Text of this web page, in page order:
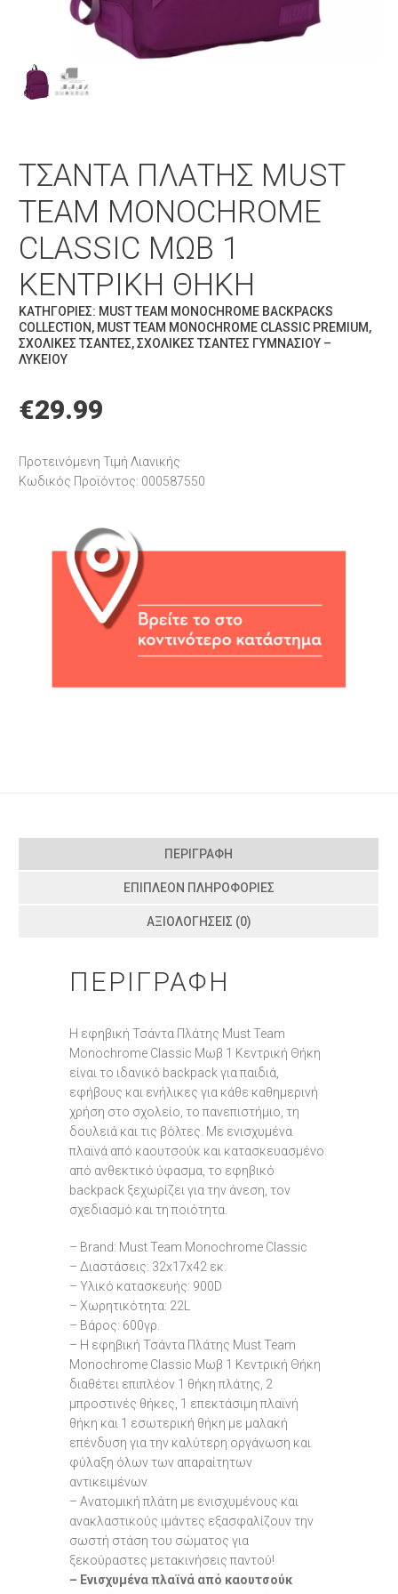
ΤΣΆΝΤΑ ΠΛΆΤΗΣ MUST
TEAM MONOCHROME
CLASSIC ΜΩΒ 1
ΚΕΝΤΡΙΚΉ ΘΉΚΗ
ΚΑΤΗΓΟΡΊΕΣ: MUST TEAM MONOCHROME BACKPACKS
COLLECTION, MUST TEAM MONOCHROME CLASSIC PREMIUM,
ΣΧΟΛΙΚΈΣ ΤΣΆΝΤΕΣ,ΣΧΟΛΙΚΈΣ ΤΣΆΝΤΕΣ ΓΥΜΝΑΣΊΟΥ –
ΛΥΚΕΊΟΥ
€29.99
Προτεινόμενη Τιμή Λιανικής
Κωδικός Προϊόντος: 000587550
ΠΕΡΙΓΡΑΦΉ
ΕΠΙΠΛΈΟΝ ΠΛΗΡΟΦΟΡΊΕΣ
ΑΞΙΟΛΟΓΉΣΕΙΣ (0)
ΠΕΡΙΓΡΑΦΉ
Η εφηβική Τσάντα Πλάτης Must Team
Monochrome Classic Μωβ 1 Κεντρική Θήκη
είναι το ιδανικό backpack για παιδιά,
εφήβους και ενήλικες για κάθε καθημερινή
χρήση στο σχολείο, το πανεπιστήμιο, τη
δουλειά και τις βόλτες. Με ενισχυμένα
πλαϊνά από καουτσούκ και κατασκευασμένο
από ανθεκτικό ύφασμα, το εφηβικό
backpack ξεχωρίζει για την άνεση, τον
σχεδιασμό και τη ποιότητα.
– Brand: Must Team Monochrome Classic
– Διαστάσεις: 32x17x42 εκ.
– Υλικό κατασκευής: 900D
– Χωρητικότητα: 22L
– Βάρος: 600γρ.
– Η εφηβική Τσάντα Πλάτης Must Team
Monochrome Classic Μωβ 1 Κεντρική Θήκη
διαθέτει επιπλέον 1 θήκη πλάτης, 2
μπροστινές θήκες, 1 επεκτάσιμη πλαϊνή
θήκη και 1 εσωτερική θήκη με μαλακή
επένδυση για την καλύτερη οργάνωση και
φύλαξη όλων των απαραίτητων
αντικειμένων
– Ανατομική πλάτη με ενισχυμένους και
ανακλαστικούς ιμάντες εξασφαλίζουν την
σωστή στάση του σώματος για
ξεκούραστες μετακινήσεις παντού!
– Ενισχυμένα πλαϊνά από καουτσούκ